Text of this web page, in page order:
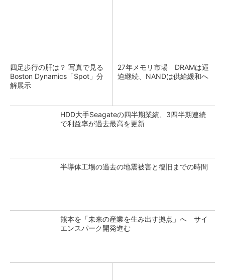
四足歩行の肝は？ 写真で見る
Boston Dynamics「Spot」分
解展示
27年メモリ市場 DRAMは逼
迫継続、NANDは供給緩和へ
HDD大手Seagateの四半期業績、3四半期連続
で利益率が過去最高を更新
半導体工場の過去の地震被害と復旧までの時間
熊本を「未来の産業を生み出す拠点」へ サイ
エンスパーク開発進む